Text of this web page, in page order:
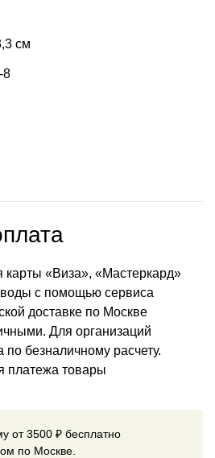
см
8
карты «Виза», «Мастеркард»
с помощью сервиса
доставке по Москве
Для организаций
безналичному расчету.
платежа товары
от 3500 ₽ бесплатно
по Москве.